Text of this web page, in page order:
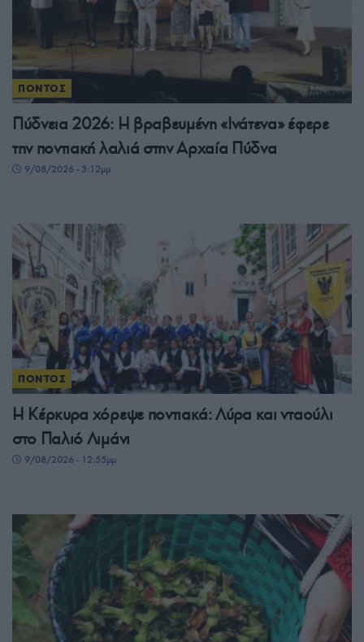
ΠΟΝΤΟΣ
Πύδνεια 2026: Η βραβευμένη «Ινάτενα» έφερε
την ποντιακή λαλιά στην Αρχαία Πύδνα
9/08/2026 - 3:12μμ
ΠΟΝΤΟΣ
Η Κέρκυρα χόρεψε ποντιακά: Λύρα και νταούλι
στο Παλιό Λιμάνι
9/08/2026 - 12:55μμ